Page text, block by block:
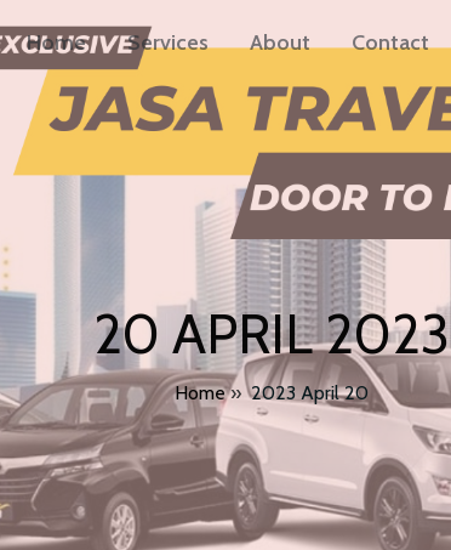
Home Services About Contact
20 APRIL 2023
Home»2023 April 20